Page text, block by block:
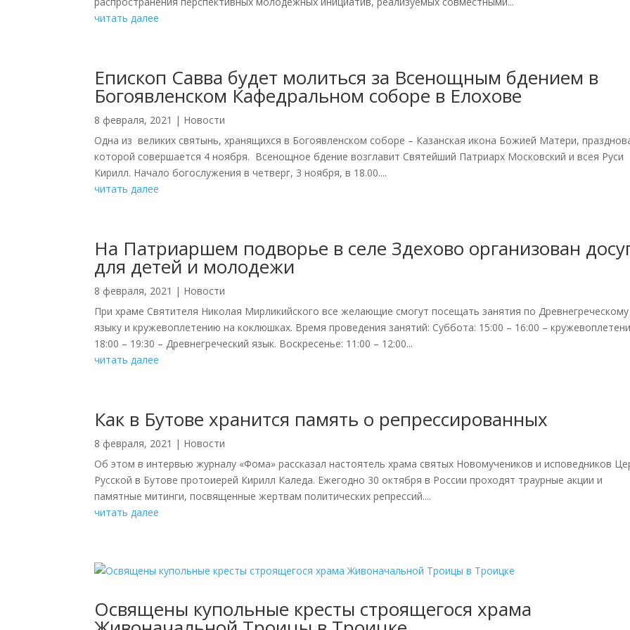
читать далее
Епископ Савва будет молиться за Всенощным бдением в
Богоявленском Кафедральном соборе в Елохове
8 февраля, 2021 | Новости
Одна из великих святынь, хранящихся в Богоявленском соборе – Казанская икона Божией Матери,
которой совершается 4 ноября. Всенощное бдение возглавит Святейший Патриарх Московский и всея Руси
Кирилл. Начало богослужения в четверг, 3 ноября, в 18.00....
читать далее
На Патриаршем подворье в селе Здехово организован
для детей и молодежи
8 февраля, 2021 | Новости
При храме Святителя Николая Мирликийского все желающие смогут посещать занятия по Древнегреческому
языку и кружевоплетению на коклюшках. Время проведения занятий: Суббота: 15:00 – 16:00 –
18:00 – 19:30 – Древнегреческий язык. Воскресенье: 11:00 – 12:00...
читать далее
Как в Бутове хранится память о репрессированных
8 февраля, 2021 | Новости
Об этом в интервью журналу «Фома» рассказал настоятель храма святых Новомучеников и исповедников
Русской в Бутове протоиерей Кирилл Каледа. Ежегодно 30 октября в России проходят траурные акции и
памятные митинги, посвященные жертвам политических репрессий....
читать далее
Освящены купольные кресты строящегося храма